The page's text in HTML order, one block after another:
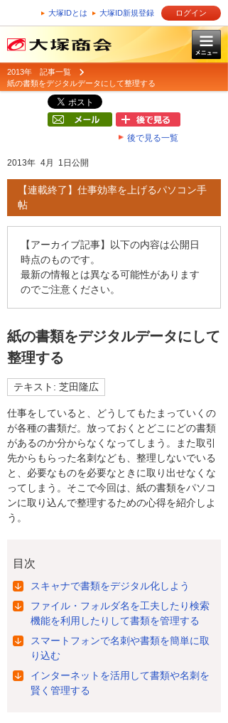
大塚IDとは 大塚ID新規登録 ログイン
2013年 記事一覧
紙の書類をデジタルデータにして整理する
後で見る一覧
2013年 4月 1日公開
【連載終了】仕事効率を上げるパソコン手
帖
【アーカイブ記事】以下の内容は公開日
時点のものです。
最新の情報とは異なる可能性があります
のでご注意ください。
紙の書類をデジタルデータにして
整理する
テキスト: 芝田隆広
仕事をしていると、どうしてもたまっていくの
が各種の書類だ。放っておくとどこにどの書類
があるのか分からなくなってしまう。また取引
先からもらった名刺なども、整理しないでいる
と、必要なものを必要なときに取り出せなくな
ってしまう。そこで今回は、紙の書類をパソコ
ンに取り込んで整理するための心得を紹介しよ
う。
目次
スキャナで書類をデジタル化しよう
ファイル・フォルダ名を工夫したり検索
機能を利用したりして書類を管理する
スマートフォンで名刺や書類を簡単に取
り込む
インターネットを活用して書類や名刺を
賢く管理する